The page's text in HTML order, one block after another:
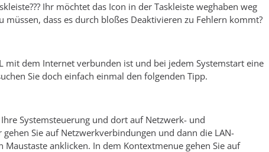
Ihr möchtet das Icon in der Taskleiste weghaben weg
müssen, dass es durch bloßes Deaktivieren zu Fehlern kommt?
mit dem Internet verbunden ist und bei jedem Systemstart eine
Sie doch einfach einmal den folgenden Tipp.
Systemsteuerung und dort auf Netzwerk- und
Sie auf Netzwerkverbindungen und dann die LAN-
anklicken. In dem Kontextmenue gehen Sie auf